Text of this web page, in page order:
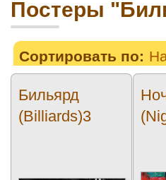
Постеры
Сортировать по:
Бильярд
(Billiards)3